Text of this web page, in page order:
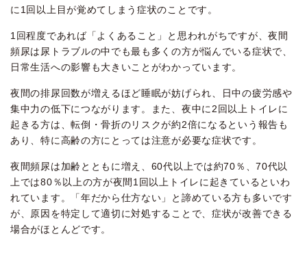
に1回以上目が覚めてしまう症状のことです。
1回程度であれば「よくあること」と思われがちですが、夜間
頻尿は尿トラブルの中でも最も多くの方が悩んでいる症状で、
日常生活への影響も大きいことがわかっています。
夜間の排尿回数が増えるほど睡眠が妨げられ、日中の疲労感や
集中力の低下につながります。また、夜中に2回以上トイレに
起きる方は、転倒・骨折のリスクが約2倍になるという報告も
あり、特に高齢の方にとっては注意が必要な症状です。
夜間頻尿は加齢とともに増え、60代以上では約70％、70代以
上では80％以上の方が夜間1回以上トイレに起きているといわ
れています。「年だから仕方ない」と諦めている方も多いです
が、原因を特定して適切に対処することで、症状が改善できる
場合がほとんどです。